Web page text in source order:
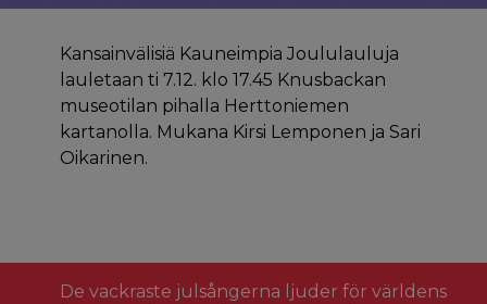
Kansainvälisiä Kauneimpia Joululauluja
lauletaan ti 7.12. klo 17.45 Knusbackan
museotilan pihalla Herttoniemen
kartanolla. Mukana Kirsi Lemponen ja Sari
Oikarinen.
De vackraste julsångerna ljuder för världens